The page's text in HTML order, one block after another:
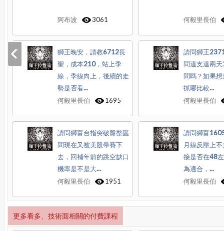
阿布波 3061 何毅里長伯
獅王晚安，請教6712長
聖，成本210，站上季
線，季線向上，後續的走
勢是否看...
何毅里長伯
1695
請問獅王
問這支這兩
間嗎？如果
抓哪比較...
何毅里長伯
請問獅富台指突破盤整區
間現在又被美股帶賽下
去，回補年前的跳空缺口
機率是不是大...
何毅里長伯
1951
請問獅富
月線反壓上
接是否在48
為適合，...
何毅里長伯
更多看多、技術面相關的付費課程